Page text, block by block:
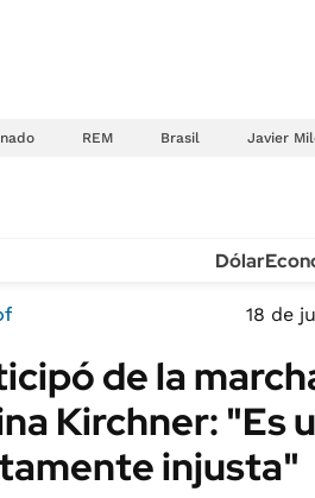
REM Brasil Javier
Sustentabilidad
Seguros
POLÍTICA
Dólar
18 de
de la
Kirchner: "Es
injusta"